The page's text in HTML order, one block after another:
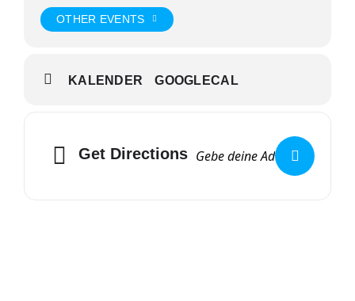
OTHER EVENTS
KALENDER GOOGLECAL
Get Directions